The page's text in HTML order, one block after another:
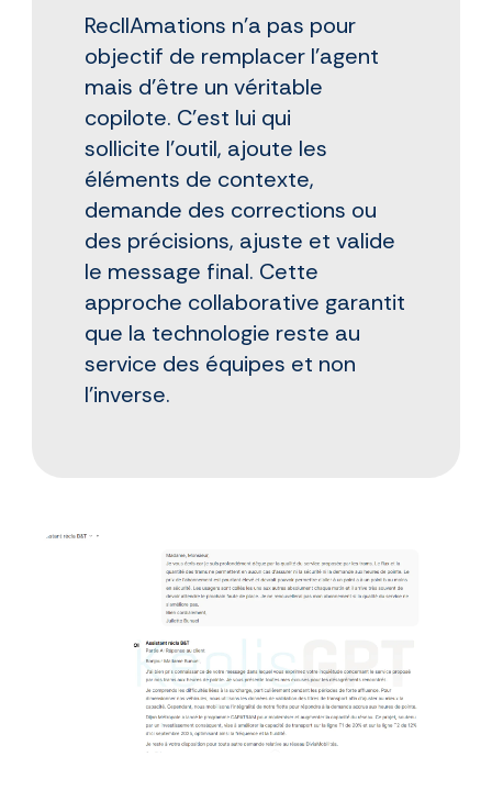
ReclIAmations n'a pas pour
objectif de remplacer l'agent
mais d’être un véritable
copilote. C'est lui qui
sollicite l'outil, ajoute les
éléments de contexte,
demande des corrections ou
des précisions, ajuste et valide
le message final. Cette
approche collaborative garantit
que la technologie reste au
service des équipes et non
l'inverse.